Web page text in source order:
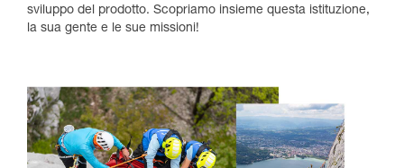
sviluppo del prodotto. Scopriamo insieme questa istituzione,
la sua gente e le sue missioni!